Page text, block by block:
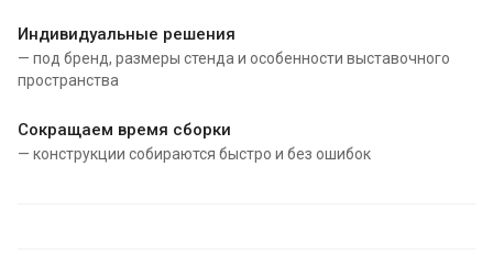
Индивидуальные решения
— под бренд, размеры стенда и особенности выставочного
пространства
Сокращаем время сборки
— конструкции собираются быстро и без ошибок